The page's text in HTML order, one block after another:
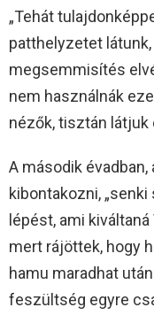
„Tehát
patthelyzetet
megsemmisítés
nem használnák
nézők, tisztán látjuk
A második
kibontakozni,
lépést, ami
mert rájöttek, hogy
hamu maradhat
feszültség egyre